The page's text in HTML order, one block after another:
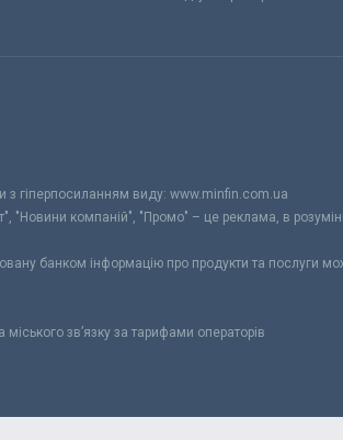
з гіперпосиланням виду: www.minfin.com.ua
"Новини компаній", "Промо" – це реклама, в
банком інформацію про продукти та послуги
міського зв’язку за тарифами операторів